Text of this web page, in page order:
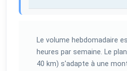
Le volume hebdomadaire
heures par semaine. Le
40 km) s'adapte à une